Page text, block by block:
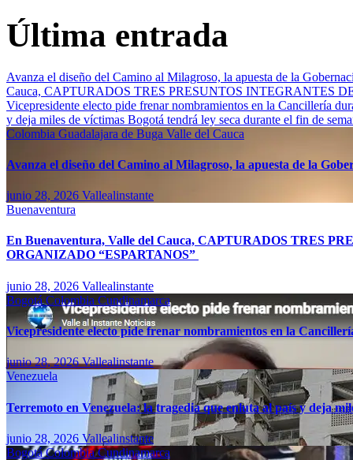
Última entrada
Avanza el diseño del Camino al Milagroso, la apuesta de la
Cauca, CAPTURADOS TRES PRESUNTOS INTEGRANTES
Vicepresidente electo pide frenar nombramientos en la Cancillería
y deja miles de víctimas Bogotá tendrá ley seca durante el fin de
Colombia Guadalajara de Buga Valle del Cauca
Avanza el diseño del Camino al Milagroso, la apuesta de la
junio 28, 2026 Vallealinstante
Buenaventura
En Buenaventura, Valle del Cauca, CAPTURADOS TRES
ORGANIZADO “ESPARTANOS”
junio 28, 2026 Vallealinstante
BogotáColombia Cundinamarca
Vicepresidente electo pide frenar nombramientos en la
junio 28, 2026Vallealinstante
Venezuela
Terremoto en Venezuela: la tragedia que enluta al país y deja
junio 28, 2026 Vallealinstante
BogotáColombiaCundinamarca